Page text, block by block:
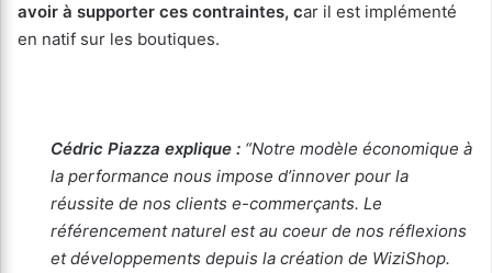
avoir à supporter ces contraintes, car il est implémenté
en natif sur les boutiques.
Cédric Piazza explique : “Notre modèle économique à
la performance nous impose d’innover pour la
réussite de nos clients e-commerçants. Le
référencement naturel est au coeur de nos réflexions
et développements depuis la création de WiziShop.